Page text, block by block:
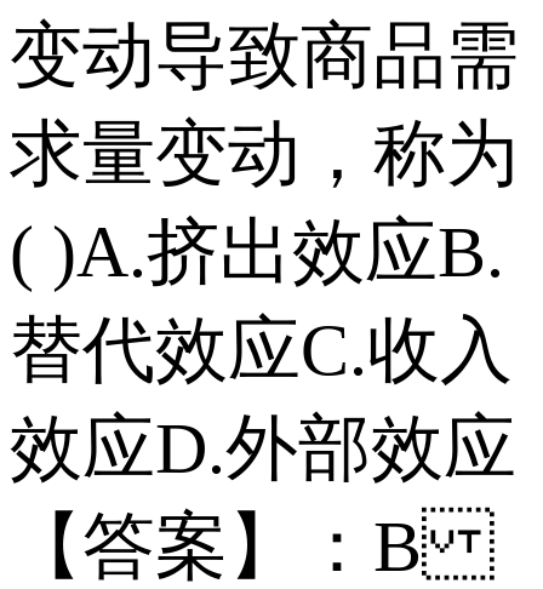
变动导致商品需
求量变动，称为
( ) A.挤出效应 B.
替代效应 C.收入
效应 D.外部效应
【答案】：B